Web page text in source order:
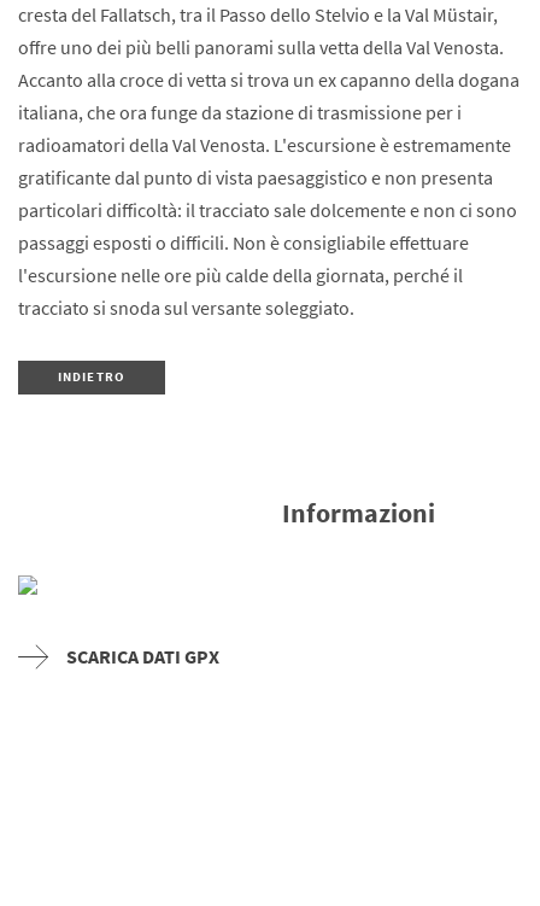
cresta del Fallatsch, tra il Passo dello Stelvio e la Val Müstair,
offre uno dei più belli panorami sulla vetta della Val Venosta.
Accanto alla croce di vetta si trova un ex capanno della dogana
italiana, che ora funge da stazione di trasmissione per i
radioamatori della Val Venosta. L'escursione è estremamente
gratificante dal punto di vista paesaggistico e non presenta
particolari difficoltà: il tracciato sale dolcemente e non ci sono
passaggi esposti o difficili. Non è consigliabile effettuare
l'escursione nelle ore più calde della giornata, perché il
tracciato si snoda sul versante soleggiato.
INDIETRO
Informazioni
SCARICA DATI GPX